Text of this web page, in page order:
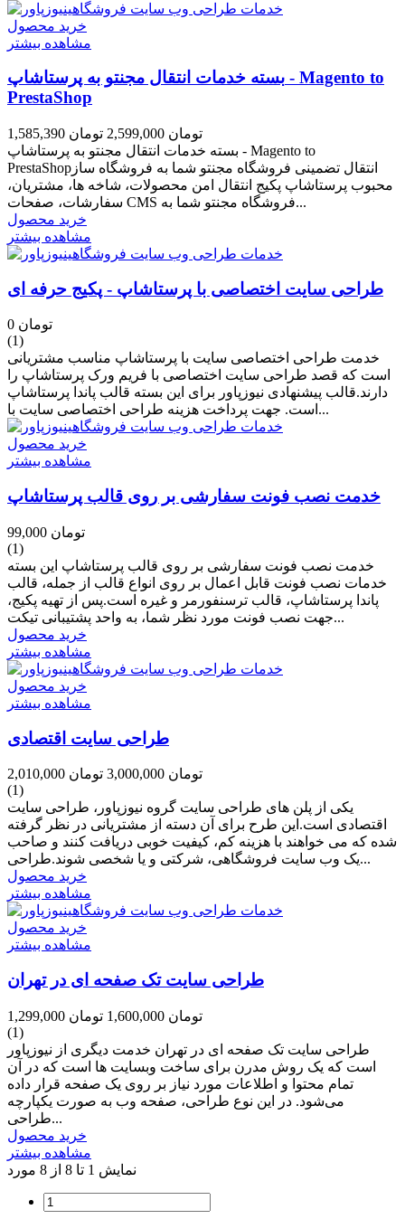
خرید محصول
مشاهده بیشتر
بسته خدمات انتقال مجنتو به پرستاشاپ - Magento to
PrestaShop
1,585,390 تومان 2,599,000 تومان
بسته خدمات انتقال مجنتو به پرستاشاپ - Magento to
PrestaShopانتقال تضمینی فروشگاه مجنتو شما به فروشگاه ساز
محبوب پرستاشاپ پکیج انتقال امن محصولات، شاخه ها، مشتریان،
سفارشات، صفحات CMS فروشگاه مجنتو شما به...
خرید محصول
مشاهده بیشتر
طراحی سایت اختصاصی با پرستاشاپ - پکیج حرفه ای
0 تومان
(1)
خدمت طراحی اختصاصی سایت با پرستاشاپ مناسب مشتریانی
است که قصد طراحی سایت اختصاصی با فریم ورک پرستاشاپ را
دارند.قالب پیشنهادی نیوزپاور برای این بسته قالب پاندا پرستاشاپ
است. جهت پرداخت هزینه طراحی اختصاصی سایت با...
خرید محصول
مشاهده بیشتر
خدمت نصب فونت سفارشی بر روی قالب پرستاشاپ
99,000 تومان
(1)
خدمت نصب فونت سفارشی بر روی قالب پرستاشاپ این بسته
خدمات نصب فونت قابل اعمال بر روی انواع قالب از جمله، قالب
پاندا پرستاشاپ، قالب ترسنفورمر و غیره است.پس از تهیه پکیج،
جهت نصب فونت مورد نظر شما، به واحد پشتیبانی تیکت...
خرید محصول
مشاهده بیشتر
خرید محصول
مشاهده بیشتر
طراحی سایت اقتصادی
2,010,000 تومان 3,000,000 تومان
(1)
یکی از پلن های طراحی سایت گروه نیوزپاور، طراحی سایت
اقتصادی است.این طرح برای آن دسته از مشتریانی در نظر گرفته
شده که می خواهند با هزینه کم، کیفیت خوبی دریافت کنند و صاحب
یک وب سایت فروشگاهی، شرکتی و یا شخصی شوند.طراحی...
خرید محصول
مشاهده بیشتر
خرید محصول
مشاهده بیشتر
طراحی سایت تک صفحه ای در تهران
1,299,000 تومان 1,600,000 تومان
(1)
طراحی سایت تک صفحه ای در تهران خدمت دیگری از نیوزپاور
است که یک روش مدرن برای ساخت وبسایت ها است که در آن
تمام محتوا و اطلاعات مورد نیاز بر روی یک صفحه قرار داده
می‌شود. در این نوع طراحی، صفحه وب به صورت یکپارچه
طراحی...
خرید محصول
مشاهده بیشتر
نمایش 1 تا 8 از 8 مورد